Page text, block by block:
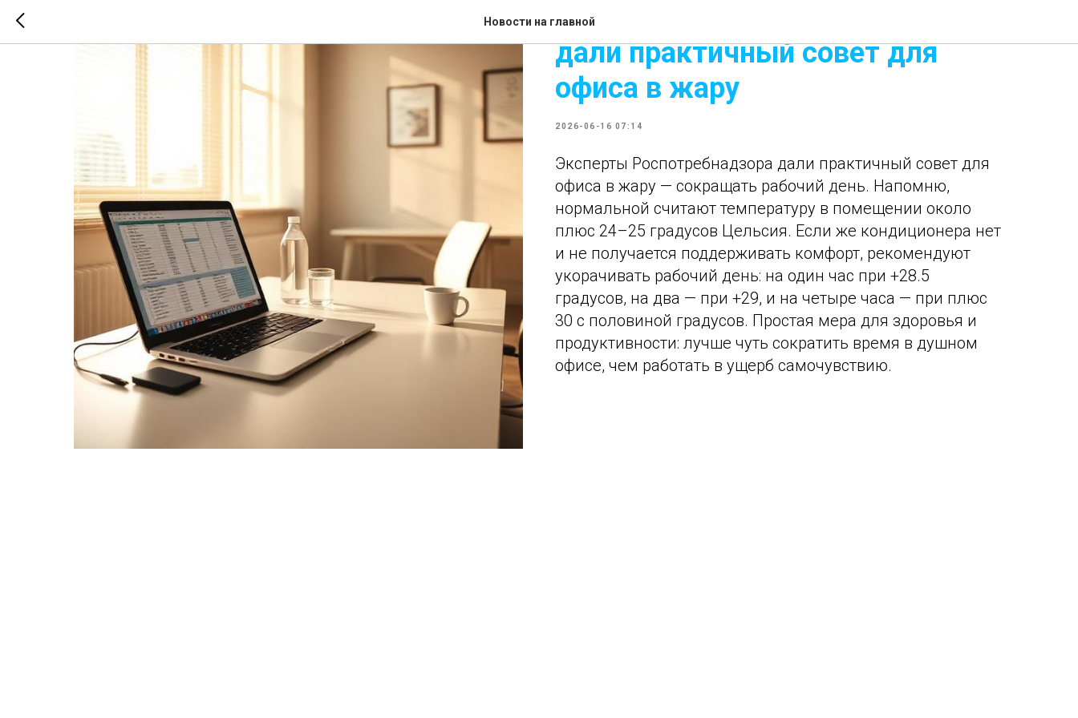
Новости на главнойЭксперты Роспотребнадзора
дали практичный совет для
офиса в жару
2026-06-16 07:14
Эксперты Роспотребнадзора дали практичный совет для
офиса в жару — сокращать рабочий день. Напомню,
нормальной считают температуру в помещении около
плюс 24–25 градусов Цельсия. Если же кондиционера нет
и не получается поддерживать комфорт, рекомендуют
укорачивать рабочий день: на один час при +28.5
градусов, на два — при +29, и на четыре часа — при плюс
30 с половиной градусов. Простая мера для здоровья и
продуктивности: лучше чуть сократить время в душном
офисе, чем работать в ущерб самочувствию.